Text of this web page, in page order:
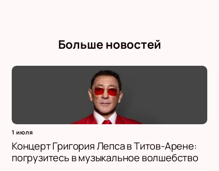
Больше новостей
1 июля
Концерт Григория Лепса в Титов-Арене:
погрузитесь в музыкальное волшебство